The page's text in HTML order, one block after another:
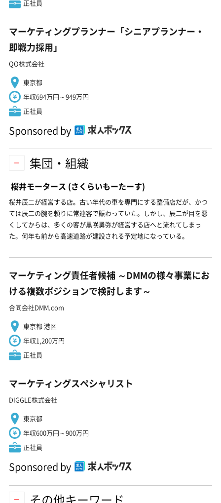
正社員
マーケティングプランナー「シニアプランナー・
即戦力採用」
QO株式会社
東京都
年収694万円～949万円
正社員
Sponsored by
集団・組織
桜井モータース (さくらいもーたーす)
桜井辰二が経営する店。古い年代の車を専門にする整備店だが、かつ
ては辰二の腕を頼りに常連客で賑わっていた。しかし、辰二が目を悪
くしてからは、多くの客が黒咲勇弥が経営する店へと流れてしまっ
た。何年も前から高速道路が建設される予定地になっている。
マーケティング責任者候補 ～DMMの様々事業にお
ける複数ポジションで検討します～
合同会社DMM.com
東京都 港区
年収1,200万円
正社員
マーケティングスペシャリスト
DIGGLE株式会社
東京都
年収600万円～900万円
正社員
Sponsored by
その他キーワード